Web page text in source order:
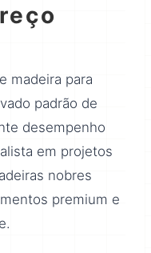
madeira para
padrão de
desempenho
em projetos
nobres
premium e